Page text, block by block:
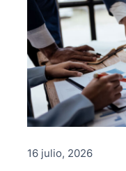
16 julio, 2026